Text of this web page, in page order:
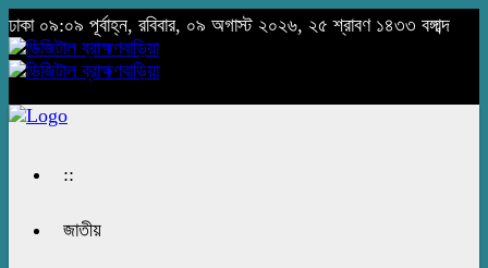
ঢাকা ০৯:০৯ পূর্বাহ্ন, রবিবার, ০৯ অগাস্ট ২০২৬, ২৫ শ্রাবণ ১৪৩৩ বঙ্গাব্দ
::
জাতীয়